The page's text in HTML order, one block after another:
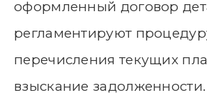
оформленный договор
регламентируют
перечисления текущих
взыскание